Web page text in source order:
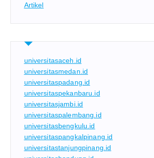
Artikel
universitasaceh.id
universitasmedan.id
universitaspadang.id
universitaspekanbaru.id
universitasjambi.id
universitaspalembang.id
universitasbengkulu.id
universitaspangkalpinang.id
universitastanjungpinang.id